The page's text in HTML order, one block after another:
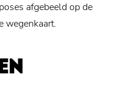
afgebeeld op de
wegenkaart.